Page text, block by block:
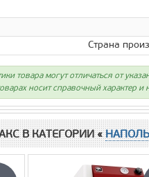
Страна
товара могут отличаться от
носит справочный характер
В КАТЕГОРИИ «